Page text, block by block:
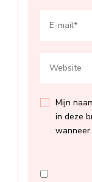
Mijn
in deze
wanneer